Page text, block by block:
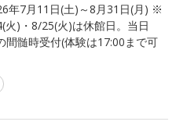
年7月11日(土)～8月31日(月) ※
火)・8/25(火)は休館日。当日
間髄時受付(体験は17:00まで可